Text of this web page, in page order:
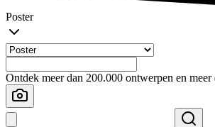
Poster
Ontdek meer dan 200.000 ontwerpen en